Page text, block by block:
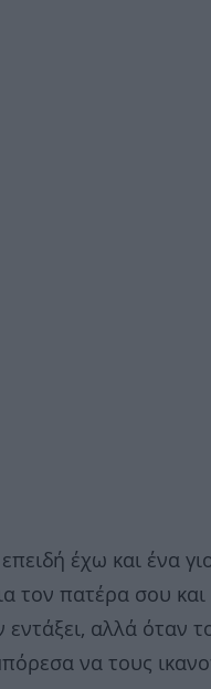
έχω και ένα
τον πατέρα σου
αλλά όταν
να τους